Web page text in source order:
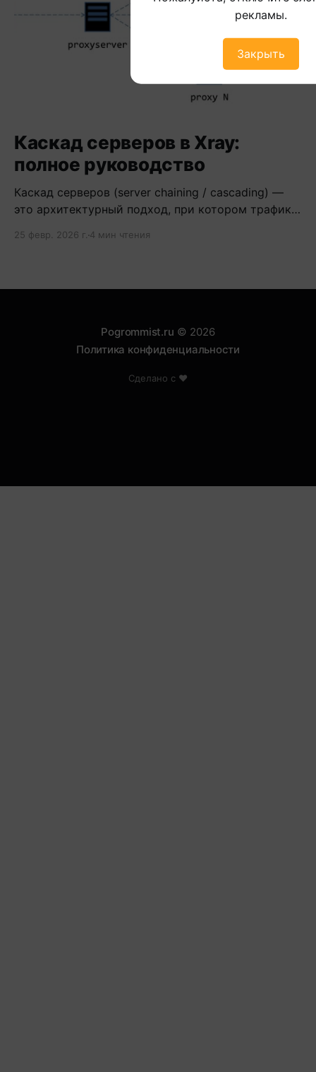
рекламы.
Закрыть
Каскад серверов в Xray:
полное руководство
Каскад серверов (server chaining / cascading) —
это архитектурный подход, при котором трафик
серверов.
25 февр. 2026 г. 4 мин чтения
Pogrommist.ru © 2026
Политика конфиденциальности
Сделано с ❤️